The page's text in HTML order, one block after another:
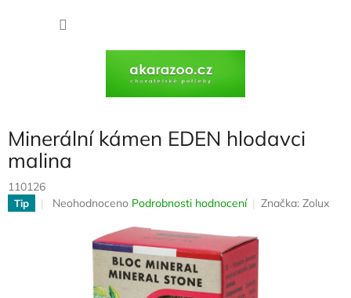
Minerální kámen EDEN hlodavci
malina
110126
Tip
Průměrné
Neohodnoceno Podrobnosti hodnocení Značka: Zolux